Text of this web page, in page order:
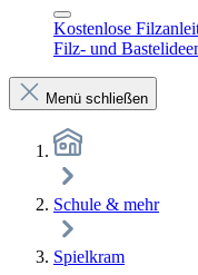
Kostenlose
Filz- und
Menü schließen
Schule & mehr
Spielkram